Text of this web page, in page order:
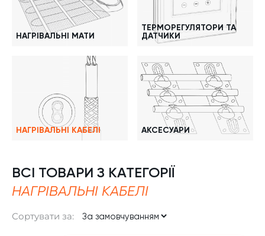
НАГРІВАЛЬНІ МАТИ
ТЕРМОРЕГУЛЯТОРИ ТА
ДАТЧИКИ
НАГРІВАЛЬНІ КАБЕЛІ АКСЕСУАРИ
ВСІ ТОВАРИ З КАТЕГОРІЇ
НАГРІВАЛЬНІ КАБЕЛІ
Сортувати за: